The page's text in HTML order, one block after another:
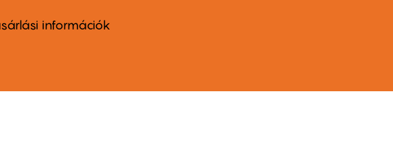
információk